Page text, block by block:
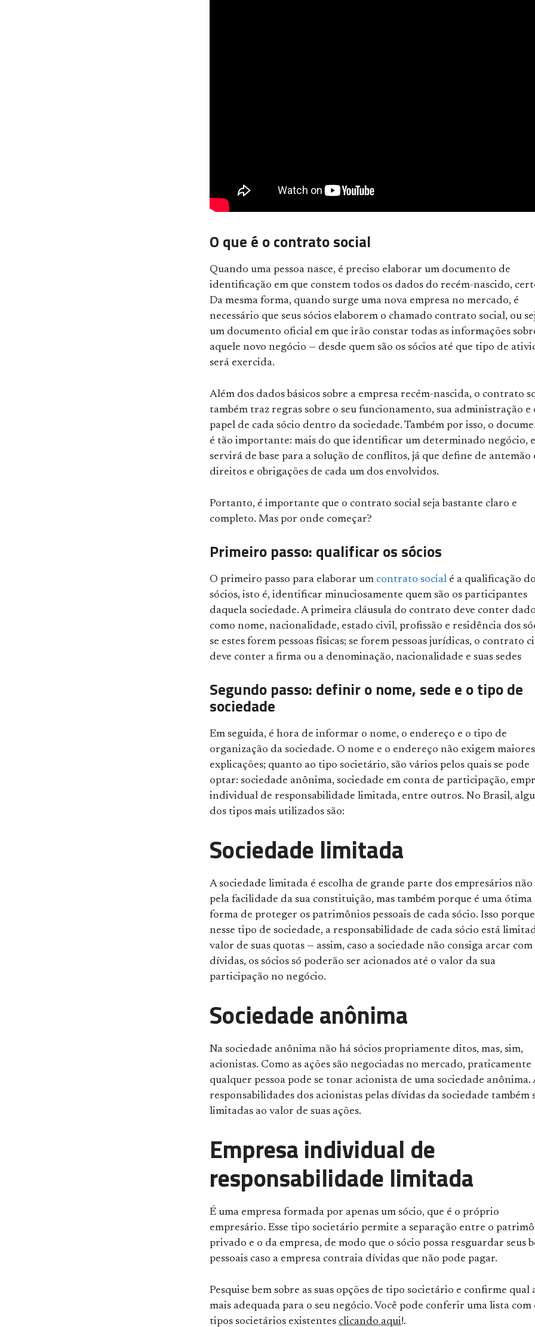
O que é o contrato social
Quando uma pessoa nasce, é preciso elaborar um documento de
identificação em que constem todos os dados do recém-nascido,
Da mesma forma, quando surge uma nova empresa no mercado, é
necessário que seus sócios elaborem o chamado contrato social, ou
um documento oficial em que irão constar todas as informações
aquele novo negócio — desde quem são os sócios até que tipo de
será exercida.
Além dos dados básicos sobre a empresa recém-nascida, o contrato
também traz regras sobre o seu funcionamento, sua administração e
papel de cada sócio dentro da sociedade. Também por isso, o
é tão importante: mais do que identificar um determinado negócio,
servirá de base para a solução de conflitos, já que define de antemão
direitos e obrigações de cada um dos envolvidos.
Portanto, é importante que o contrato social seja bastante claro e
completo. Mas por onde começar?
Primeiro passo: qualificar os sócios
O primeiro passo para elaborar um contrato social é a qualificação
sócios, isto é, identificar minuciosamente quem são os participantes
daquela sociedade. A primeira cláusula do contrato deve conter
como nome, nacionalidade, estado civil, profissão e residência dos
se estes forem pessoas físicas; se forem pessoas jurídicas, o contrato
deve conter a firma ou a denominação, nacionalidade e suas sedes
Segundo passo: definir o nome, sede e o tipo de
sociedade
Em seguida, é hora de informar o nome, o endereço e o tipo de
organização da sociedade. O nome e o endereço não exigem maiores
explicações; quanto ao tipo societário, são vários pelos quais se pode
optar: sociedade anônima, sociedade em conta de participação,
individual de responsabilidade limitada, entre outros. No Brasil,
dos tipos mais utilizados são:
Sociedade limitada
A sociedade limitada é escolha de grande parte dos empresários não
pela facilidade da sua constituição, mas também porque é uma ótima
forma de proteger os patrimônios pessoais de cada sócio. Isso
nesse tipo de sociedade, a responsabilidade de cada sócio está
valor de suas quotas — assim, caso a sociedade não consiga arcar com
dívidas, os sócios só poderão ser acionados até o valor da sua
participação no negócio.
Sociedade anônima
Na sociedade anônima não há sócios propriamente ditos, mas, sim,
acionistas. Como as ações são negociadas no mercado, praticamente
qualquer pessoa pode se tonar acionista de uma sociedade anônima.
responsabilidades dos acionistas pelas dívidas da sociedade também
limitadas ao valor de suas ações.
Empresa individual de
responsabilidade limitada
É uma empresa formada por apenas um sócio, que é o próprio
empresário. Esse tipo societário permite a separação entre o
privado e o da empresa, de modo que o sócio possa resguardar seus
pessoais caso a empresa contraia dívidas que não pode pagar.
Pesquise bem sobre as suas opções de tipo societário e confirme qual
mais adequada para o seu negócio. Você pode conferir uma lista com
tipos societários existentes clicando aqui!.